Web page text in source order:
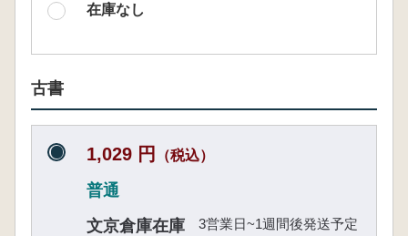
在庫なし
古書
1,029 円 （税込）
普通
文京倉庫在庫
3営業日~1週間後発送予定